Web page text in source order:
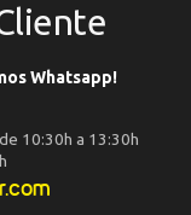
Whatsapp!
10:30h a 13:30h